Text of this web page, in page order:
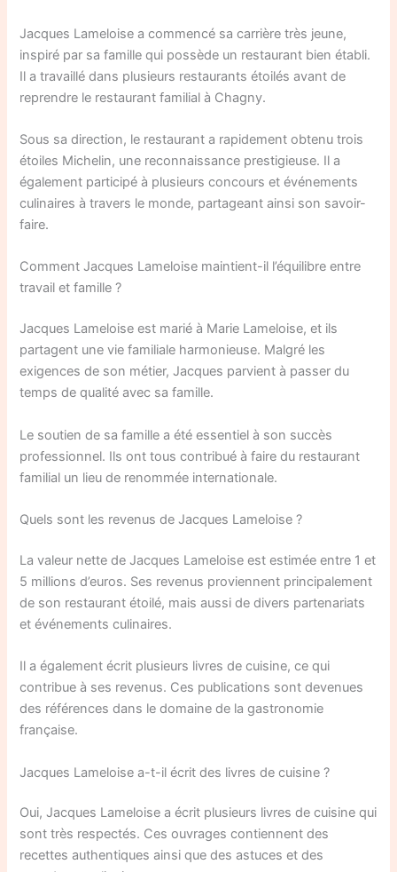
Jacques Lameloise a commencé sa carrière très jeune,
inspiré par sa famille qui possède un restaurant bien établi.
Il a travaillé dans plusieurs restaurants étoilés avant de
reprendre le restaurant familial à Chagny.
Sous sa direction, le restaurant a rapidement obtenu trois
étoiles Michelin, une reconnaissance prestigieuse. Il a
également participé à plusieurs concours et événements
culinaires à travers le monde, partageant ainsi son savoir-
faire.
Comment Jacques Lameloise maintient-il l’équilibre entre
travail et famille ?
Jacques Lameloise est marié à Marie Lameloise, et ils
partagent une vie familiale harmonieuse. Malgré les
exigences de son métier, Jacques parvient à passer du
temps de qualité avec sa famille.
Le soutien de sa famille a été essentiel à son succès
professionnel. Ils ont tous contribué à faire du restaurant
familial un lieu de renommée internationale.
Quels sont les revenus de Jacques Lameloise ?
La valeur nette de Jacques Lameloise est estimée entre 1 et
5 millions d’euros. Ses revenus proviennent principalement
de son restaurant étoilé, mais aussi de divers partenariats
et événements culinaires.
Il a également écrit plusieurs livres de cuisine, ce qui
contribue à ses revenus. Ces publications sont devenues
des références dans le domaine de la gastronomie
française.
Jacques Lameloise a-t-il écrit des livres de cuisine ?
Oui, Jacques Lameloise a écrit plusieurs livres de cuisine qui
sont très respectés. Ces ouvrages contiennent des
recettes authentiques ainsi que des astuces et des